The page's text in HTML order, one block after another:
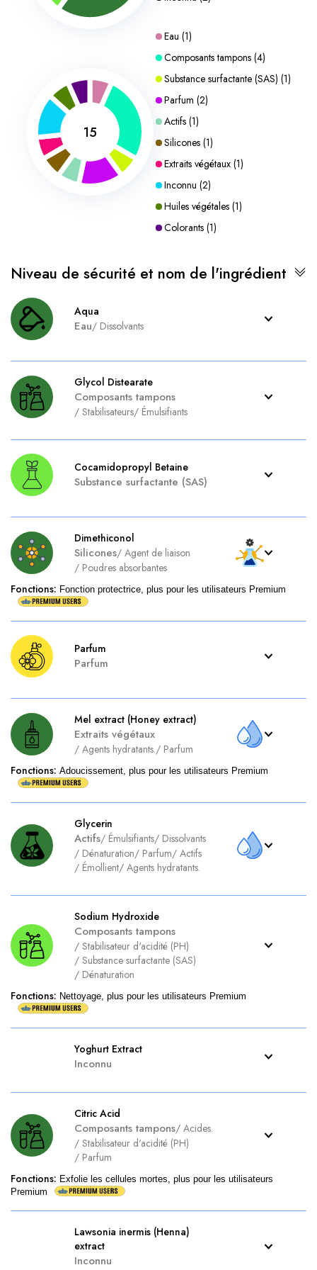
15
Eau (1)
Composants tampons (4)
Substance surfactante (SAS) (1)
Parfum (2)
Actifs (1)
Silicones (1)
Extraits végétaux (1)
Inconnu (2)
Huiles végétales (1)
Colorants (1)
Niveau de sécurité et nom de l'ingrédient
Aqua
Eau/ Dissolvants
Glycol Distearate
Composants tampons
/ Stabilisateurs/ Émulsifiants
Cocamidopropyl Betaine
Substance surfactante (SAS)
Dimethiconol
Silicones/ Agent de liaison
/ Poudres absorbantes
Fonctions: Fonction protectrice, plus pour les utilisateurs Premium
Parfum
Parfum
Mel extract (Honey extract)
Extraits végétaux
/ Agents hydratants./ Parfum
Fonctions: Adoucissement, plus pour les utilisateurs Premium
Glycerin
Actifs/ Émulsifiants/ Dissolvants
/ Dénaturation/ Parfum/ Actifs
/ Émollient/ Agents hydratants.
Sodium Hydroxide
Composants tampons
/ Stabilisateur d'acidité (PH)
/ Substance surfactante (SAS)
/ Dénaturation
Fonctions: Nettoyage, plus pour les utilisateurs Premium
Yoghurt Extract
Inconnu
Citric Acid
Composants tampons/ Acides.
/ Stabilisateur d'acidité (PH)
/ Parfum
Fonctions: Exfolie les cellules mortes, plus pour les utilisateurs
Premium
Lawsonia inermis (Henna)
extract
Inconnu